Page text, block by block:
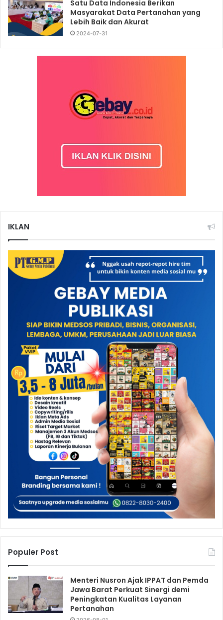
Satu Data Indonesia Berikan
Masyarakat Data Pertanahan yang
Lebih Baik dan Akurat
2024-07-31
IKLAN
Populer Post
Menteri Nusron Ajak IPPAT dan Pemda
Jawa Barat Perkuat Sinergi demi
Peningkatan Kualitas Layanan
Pertanahan